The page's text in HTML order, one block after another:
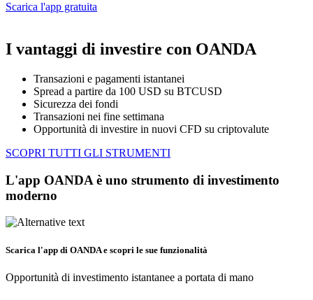
Scarica l'app gratuita
I vantaggi di investire con OANDA
Transazioni e pagamenti istantanei
Spread a partire da 100 USD su BTCUSD
Sicurezza dei fondi
Transazioni nei fine settimana
Opportunità di investire in nuovi CFD su criptovalute
SCOPRI TUTTI GLI STRUMENTI
L'app OANDA è uno strumento di investimento
moderno
Scarica l'app di OANDA e scopri le sue funzionalità
Opportunità di investimento istantanee a portata di mano